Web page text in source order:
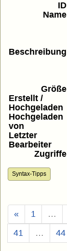
ID
Name
Beschreibung
Größe
Erstellt /
Hochgeladen
Hochgeladen
von
Letzter
Bearbeiter
Zugriffe
Syntax-Tipps
« 1 …
41
… 44